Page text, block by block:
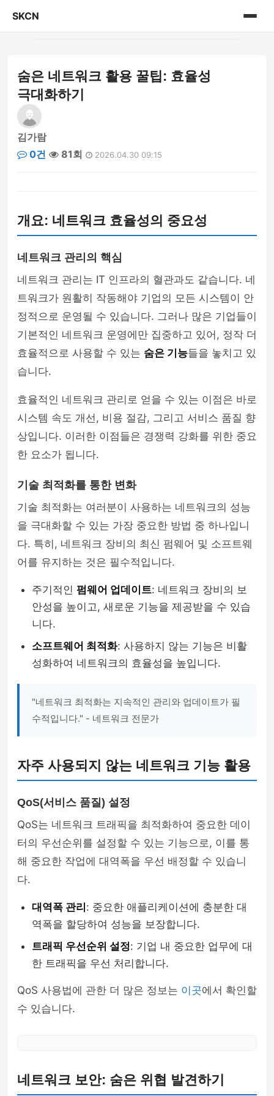
SKCN
게시판
숨은 네트워크 활용 꿀팁: 효율성
극대화하기
김가람
0건
81회 2026.04.30 09:15
개요: 네트워크 효율성의 중요성
네트워크 관리의 핵심
네트워크 관리는 IT 인프라의 혈관과도 같습니다. 네
트워크가 원활히 작동해야 기업의 모든 시스템이 안
정적으로 운영될 수 있습니다. 그러나 많은 기업들이
기본적인 네트워크 운영에만 집중하고 있어, 정작 더
효율적으로 사용할 수 있는 숨은 기능들을 놓치고 있
습니다.
효율적인 네트워크 관리로 얻을 수 있는 이점은 바로
시스템 속도 개선, 비용 절감, 그리고 서비스 품질 향
상입니다. 이러한 이점들은 경쟁력 강화를 위한 중요
한 요소가 됩니다.
기술 최적화를 통한 변화
기술 최적화는 여러분이 사용하는 네트워크의 성능
을 극대화할 수 있는 가장 중요한 방법 중 하나입니
다. 특히, 네트워크 장비의 최신 펌웨어 및 소프트웨
어를 유지하는 것은 필수적입니다.
주기적인 펌웨어 업데이트: 네트워크 장비의 보
안성을 높이고, 새로운 기능을 제공받을 수 있습
니다.
소프트웨어 최적화: 사용하지 않는 기능은 비활
성화하여 네트워크의 효율성을 높입니다.
"네트워크 최적화는 지속적인 관리와 업데이트가 필
수적입니다." - 네트워크 전문가
자주 사용되지 않는 네트워크 기능 활용
QoS(서비스 품질) 설정
QoS는 네트워크 트래픽을 최적화하여 중요한 데이
터의 우선순위를 설정할 수 있는 기능으로, 이를 통
해 중요한 작업에 대역폭을 우선 배정할 수 있습니
다.
대역폭 관리 : 중요한 애플리케이션에 충분한 대
역폭을 할당하여 성능을 보장합니다.
트래픽 우선순위 설정: 기업 내 중요한 업무에 대
한 트래픽을 우선 처리합니다.
QoS 사용법에 관한 더 많은 정보는 이곳에서 확인할
수 있습니다.
네트워크 보안: 숨은 위협 발견하기